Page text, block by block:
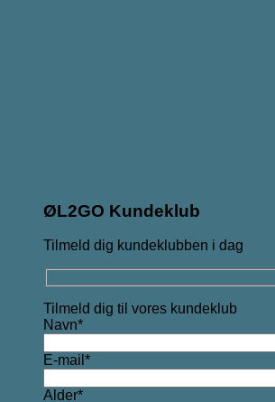
ØL2GO Kundeklub
Tilmeld dig kundeklubben i dag
Tilmeld dig til vores kundeklub
Navn*
E-mail*
Alder*